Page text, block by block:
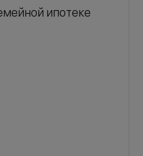
ипотеке